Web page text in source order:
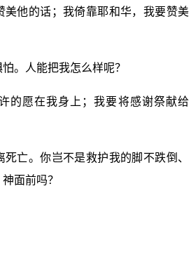
他的话；我倚靠耶和华，我要赞美
。人能把我怎么样呢？
的愿在我身上；我要将感谢祭献给
亡。你岂不是救护我的脚不跌倒、
面前吗？